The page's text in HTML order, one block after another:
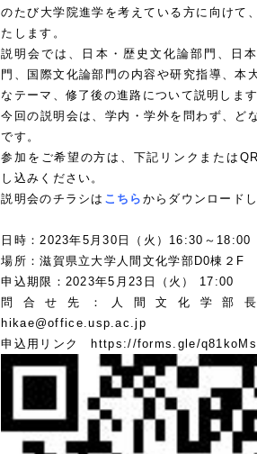
のたび大学院進学を考えている方に向けて
たします。
説明会では、日本・歴史文化論部門、日
門、国際文化論部門の内容や研究指導、本
なテーマ、修了後の進路について説明します
今回の説明会は、学内・学外を問わず、ど
です。
参加をご希望の方は、下記リンクまたは
し込みください。
説明会のチラシは こちら からダウンロード
日時：2023年5月30日（火）16:30～18:00
場所：滋賀県立大学人間文化学部D0棟２
申込期限：2023年5月23日（火） 17:00
問合せ先：人間文化学部
hikae@office.usp.ac.jp
申込用リンク https://forms.gle/